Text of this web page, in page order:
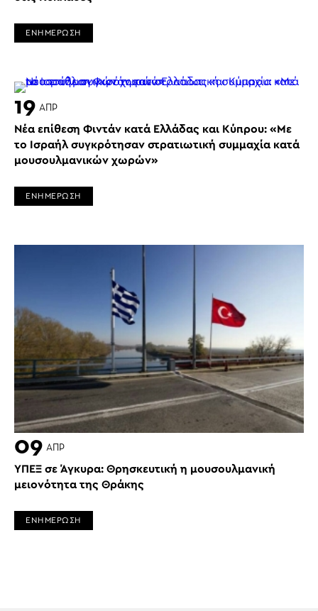
ΕΝΗΜΕΡΩΣΗ
19 ΑΠΡ
Νέα επίθεση Φιντάν κατά Ελλάδας και Κύπρου: «Με
το Ισραήλ συγκρότησαν στρατιωτική συμμαχία κατά
μουσουλμανικών χωρών»
ΕΝΗΜΕΡΩΣΗ
09 ΑΠΡ
ΥΠΕΞ σε Άγκυρα: Θρησκευτική η μουσουλμανική
μειονότητα της Θράκης
ΕΝΗΜΕΡΩΣΗ